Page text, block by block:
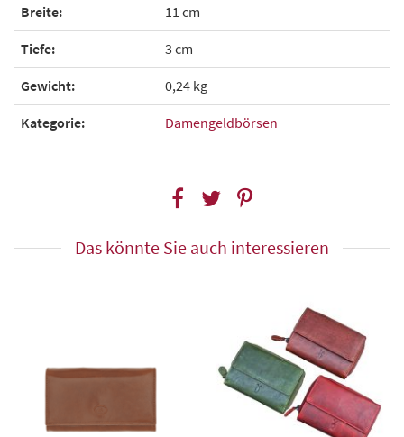
Breite: 11 cm
Tiefe: 3 cm
Gewicht: 0,24 kg
Kategorie: Damengeldbörsen
Das könnte Sie auch interessieren